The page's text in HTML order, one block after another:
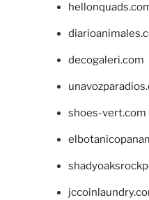
decogaleri.com
shoes-vert.com